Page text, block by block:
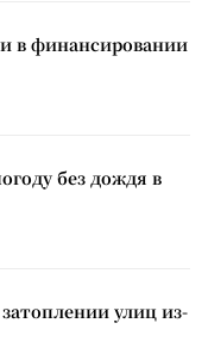
в финансировании
без дождя в
улиц из-